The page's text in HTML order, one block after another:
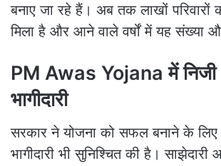
बनाए जा रहे हैं। अब तक लाखों परिवारों
मिला है और आने वाले वर्षों में यह संख्या
PM Awas Yojana में निजी
भागीदारी
सरकार ने योजना को सफल बनाने के लिए
भागीदारी भी सुनिश्चित की है। साझेदारी